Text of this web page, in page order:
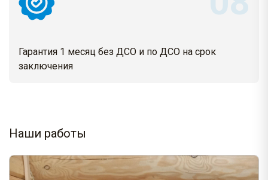
Гарантия 1 месяц без ДСО и по ДСО на срок
заключения
Наши работы